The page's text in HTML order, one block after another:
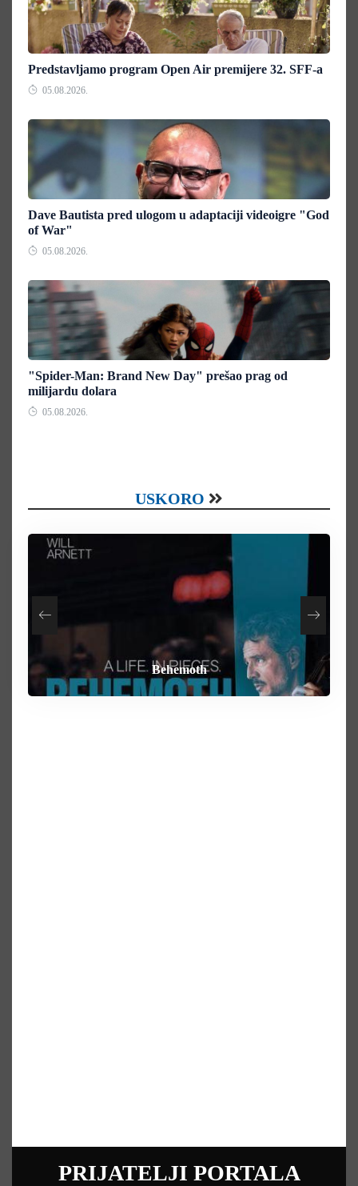
Predstavljamo program Open Air premijere 32. SFF-a
05.08.2026.
Dave Bautista pred ulogom u adaptaciji videoigre "God
of War"
05.08.2026.
"Spider-Man: Brand New Day" prešao prag od
milijardu dolara
05.08.2026.
USKORO
Heart of the Beast
Behemoth
How To Rob A Bank
By Any Means
PRIJATELJI PORTALA